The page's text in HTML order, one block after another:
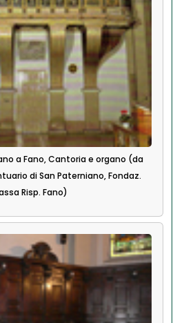
a Fano, Cantoria e organo (da
di San Paterniano, Fondaz.
Risp. Fano)